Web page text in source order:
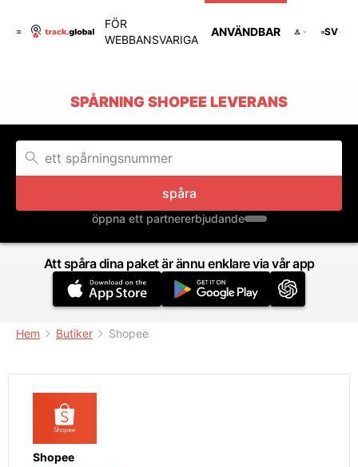
FÖR
WEBBANSVARIGA
ANVÄNDBAR SV
SPÅRNING SHOPEE LEVERANS
spåra
öppna ett partnererbjudande
Att spåra dina paket är ännu enklare via vår app
Hem Butiker Shopee
Shopee